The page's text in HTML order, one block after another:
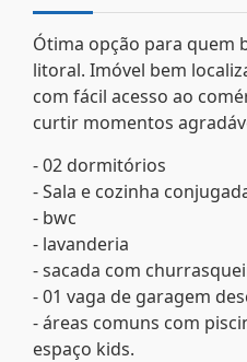
Ótima opção para quem
litoral. Imóvel bem
com fácil acesso ao
curtir momentos
- 02 dormitórios
- Sala e cozinha
- bwc
- lavanderia
- sacada com
- 01 vaga de garagem
- áreas comuns com
espaço kids.